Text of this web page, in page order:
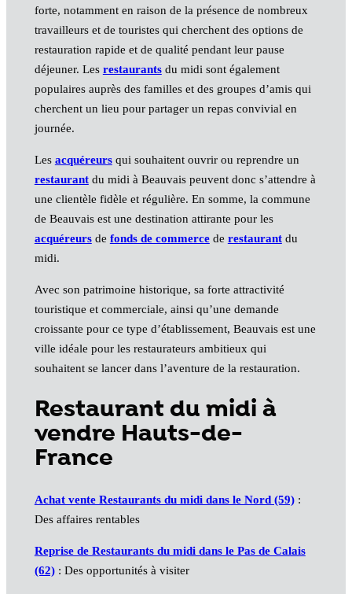
forte, notamment en raison de la présence de nombreux
travailleurs et de touristes qui cherchent des options de
restauration rapide et de qualité pendant leur pause
déjeuner. Les restaurantsdu midi sont également
populaires auprès des familles et des groupes d’amis qui
cherchent un lieu pour partager un repas convivial en
journée.
Les acquéreursqui souhaitent ouvrir ou reprendre un
restaurantdu midi à Beauvais peuvent donc s’attendre à
une clientèle fidèle et régulière. En somme, la commune
de Beauvais est une destination attirante pour les
acquéreursde fonds de commercede restaurantdu
midi.
Avec son patrimoine historique, sa forte attractivité
touristique et commerciale, ainsi qu’une demande
croissante pour ce type d’établissement, Beauvais est une
ville idéale pour les restaurateurs ambitieux qui
souhaitent se lancer dans l’aventure de la restauration.
Restaurant du midi à
vendre Hauts-de-
France
Achat vente Restaurants du midi dans le Nord (59):
Des affaires rentables
Reprise de Restaurants du midi dans le Pas de Calais
(62): Des opportunités à visiter